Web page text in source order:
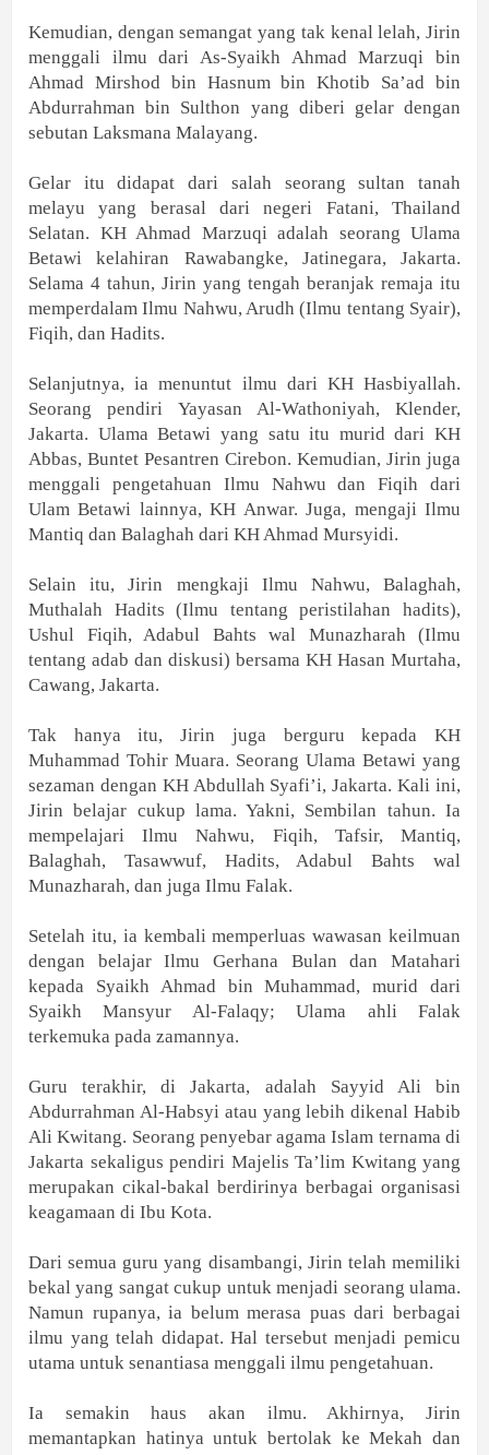
Kemudian, dengan semangat yang tak kenal lelah, Jirin
menggali ilmu dari As-Syaikh Ahmad Marzuqi bin
Ahmad Mirshod bin Hasnum bin Khotib Sa’ad bin
Abdurrahman bin Sulthon yang diberi gelar dengan
sebutan Laksmana Malayang.
Gelar itu didapat dari salah seorang sultan tanah
melayu yang berasal dari negeri Fatani, Thailand
Selatan. KH Ahmad Marzuqi adalah seorang Ulama
Betawi kelahiran Rawabangke, Jatinegara, Jakarta.
Selama 4 tahun, Jirin yang tengah beranjak remaja itu
memperdalam Ilmu Nahwu, Arudh (Ilmu tentang Syair),
Fiqih, dan Hadits.
Selanjutnya, ia menuntut ilmu dari KH Hasbiyallah.
Seorang pendiri Yayasan Al-Wathoniyah, Klender,
Jakarta. Ulama Betawi yang satu itu murid dari KH
Abbas, Buntet Pesantren Cirebon. Kemudian, Jirin juga
menggali pengetahuan Ilmu Nahwu dan Fiqih dari
Ulam Betawi lainnya, KH Anwar. Juga, mengaji Ilmu
Mantiq dan Balaghah dari KH Ahmad Mursyidi.
Selain itu, Jirin mengkaji Ilmu Nahwu, Balaghah,
Muthalah Hadits (Ilmu tentang peristilahan hadits),
Ushul Fiqih, Adabul Bahts wal Munazharah (Ilmu
tentang adab dan diskusi) bersama KH Hasan Murtaha,
Cawang, Jakarta.
Tak hanya itu, Jirin juga berguru kepada KH
Muhammad Tohir Muara. Seorang Ulama Betawi yang
sezaman dengan KH Abdullah Syafi’i, Jakarta. Kali ini,
Jirin belajar cukup lama. Yakni, Sembilan tahun. Ia
mempelajari Ilmu Nahwu, Fiqih, Tafsir, Mantiq,
Balaghah, Tasawwuf, Hadits, Adabul Bahts wal
Munazharah, dan juga Ilmu Falak.
Setelah itu, ia kembali memperluas wawasan keilmuan
dengan belajar Ilmu Gerhana Bulan dan Matahari
kepada Syaikh Ahmad bin Muhammad, murid dari
Syaikh Mansyur Al-Falaqy; Ulama ahli Falak
terkemuka pada zamannya.
Guru terakhir, di Jakarta, adalah Sayyid Ali bin
Abdurrahman Al-Habsyi atau yang lebih dikenal Habib
Ali Kwitang. Seorang penyebar agama Islam ternama di
Jakarta sekaligus pendiri Majelis Ta’lim Kwitang yang
merupakan cikal-bakal berdirinya berbagai organisasi
keagamaan di Ibu Kota.
Dari semua guru yang disambangi, Jirin telah memiliki
bekal yang sangat cukup untuk menjadi seorang ulama.
Namun rupanya, ia belum merasa puas dari berbagai
ilmu yang telah didapat. Hal tersebut menjadi pemicu
utama untuk senantiasa menggali ilmu pengetahuan.
Ia semakin haus akan ilmu. Akhirnya, Jirin
memantapkan hatinya untuk bertolak ke Mekah dan